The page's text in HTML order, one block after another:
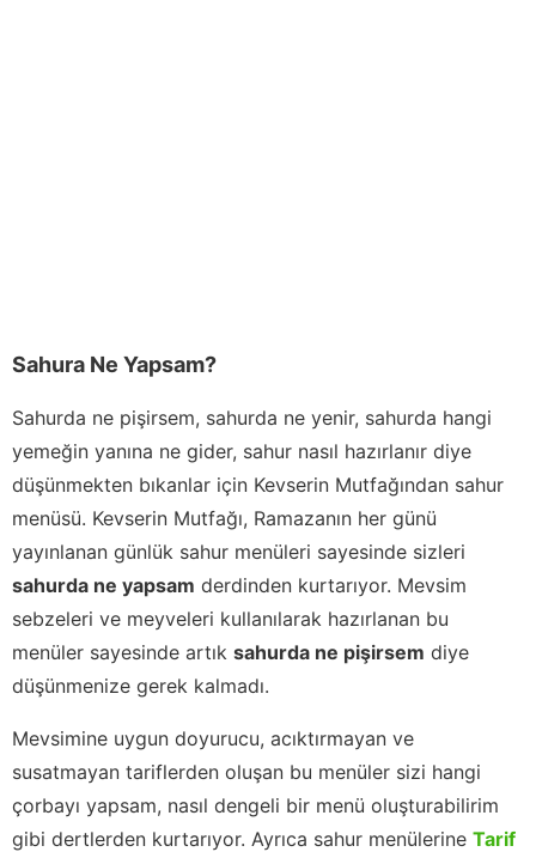
Sahura Ne Yapsam?
Sahurda ne pişirsem, sahurda ne yenir, sahurda hangi
yemeğin yanına ne gider, sahur nasıl hazırlanır diye
düşünmekten bıkanlar için Kevserin Mutfağından sahur
menüsü. Kevserin Mutfağı, Ramazanın her günü
yayınlanan günlük sahur menüleri sayesinde sizleri
sahurda ne yapsam derdinden kurtarıyor. Mevsim
sebzeleri ve meyveleri kullanılarak hazırlanan bu
menüler sayesinde artık sahurda ne pişirsem diye
düşünmenize gerek kalmadı.
Mevsimine uygun doyurucu, acıktırmayan ve
susatmayan tariflerden oluşan bu menüler sizi hangi
çorbayı yapsam, nasıl dengeli bir menü oluşturabilirim
gibi dertlerden kurtarıyor. Ayrıca sahur menülerine Tarif